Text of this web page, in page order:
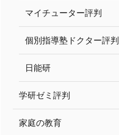
マイチューター評判
個別指導塾ドクター評判
日能研
学研ゼミ評判
家庭の教育